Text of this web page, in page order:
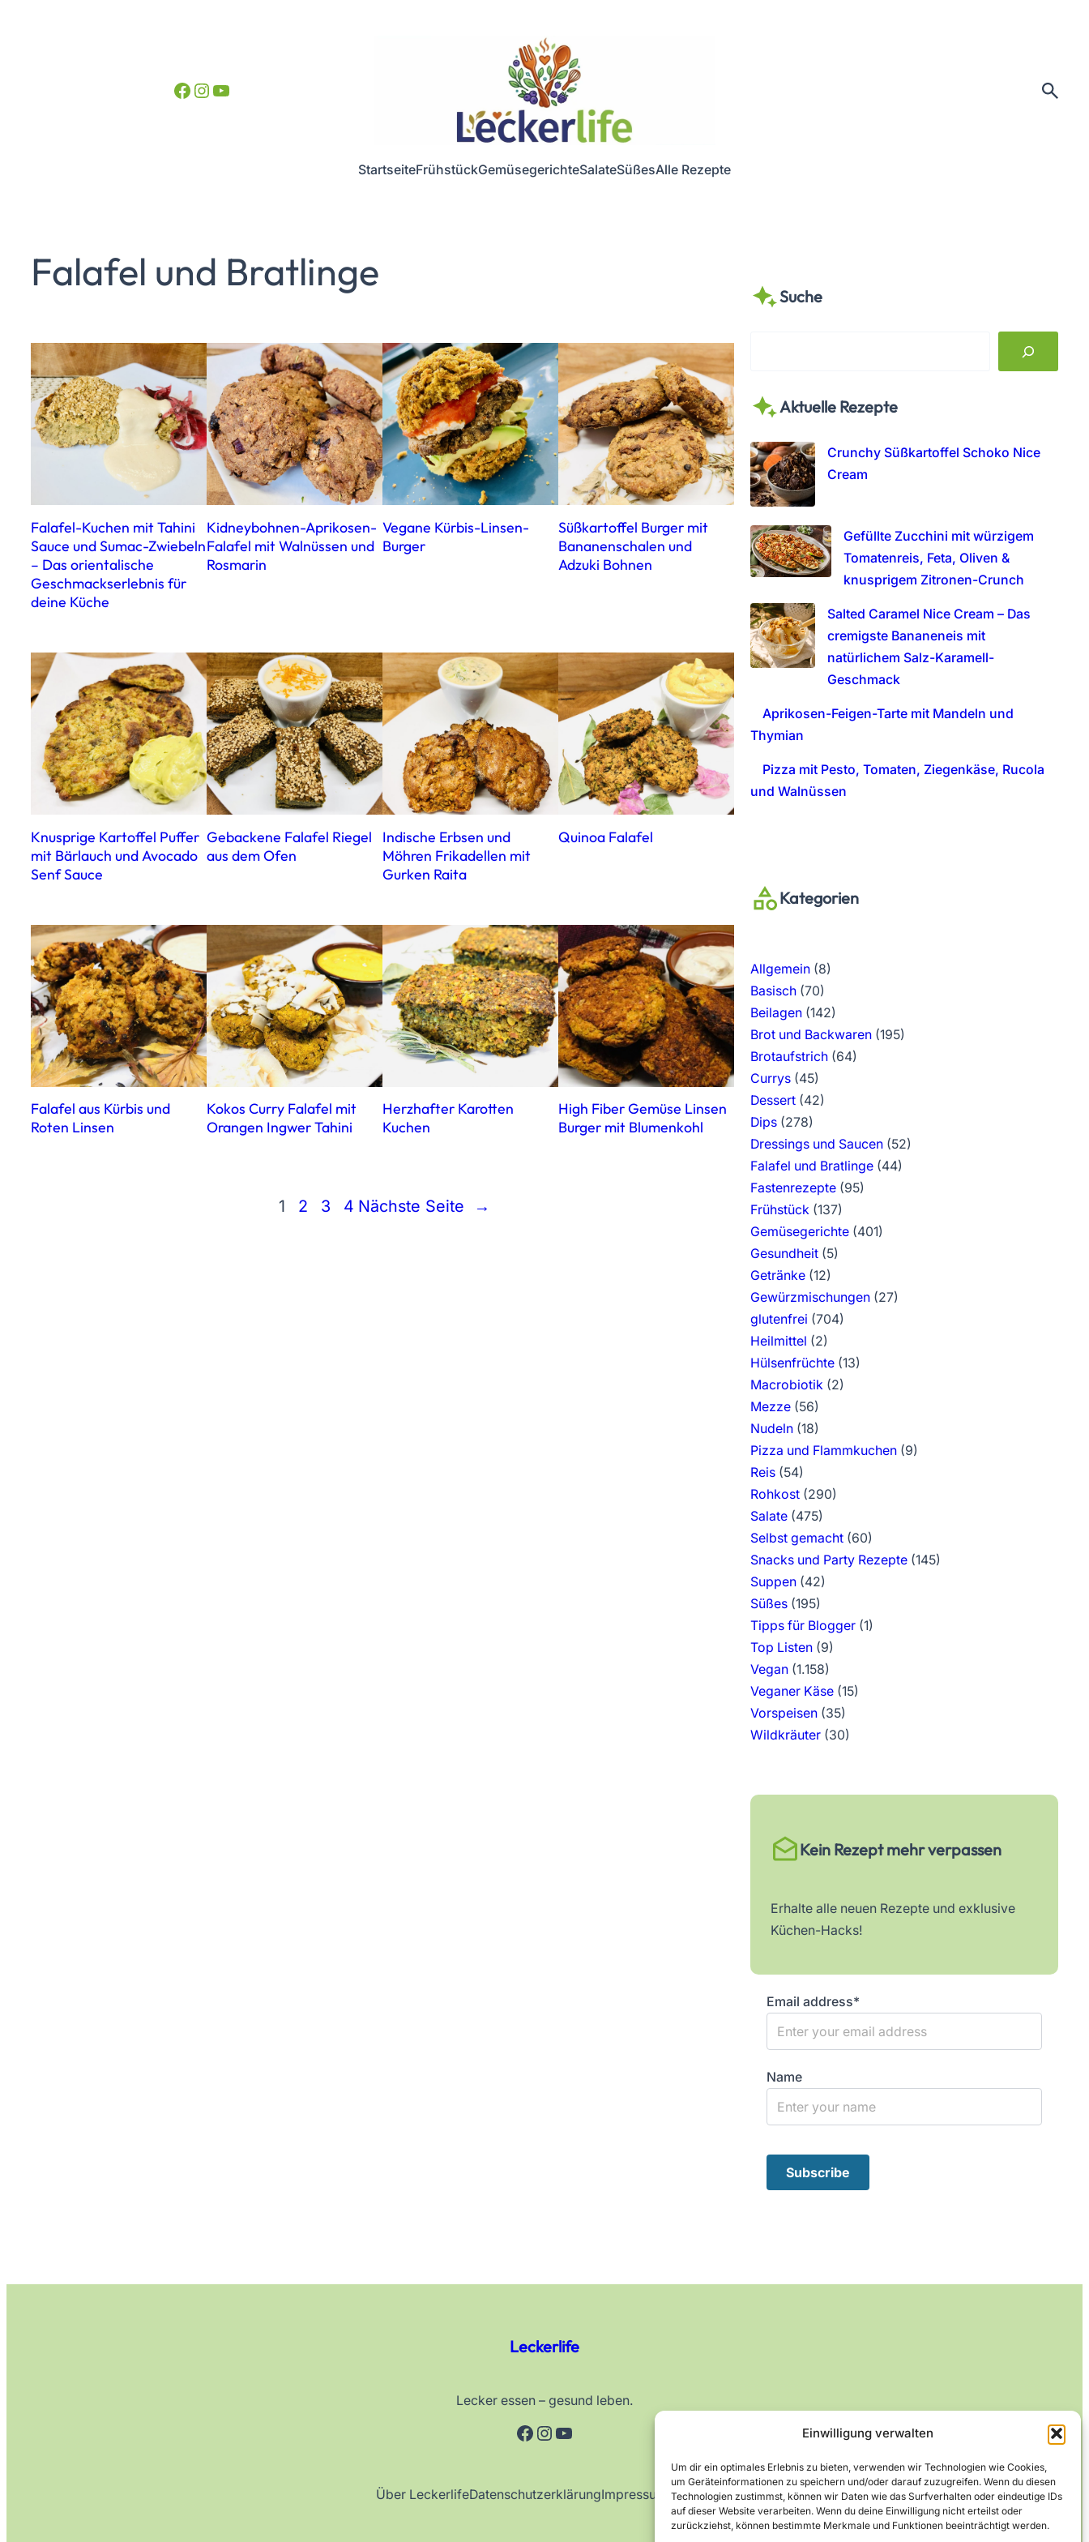
Einwilligung verwalten
Um dir ein optimales Erlebnis zu bieten, verwenden wir Technologien wie Cookies,
um Geräteinformationen zu speichern und/oder darauf zuzugreifen. Wenn du diesen
Technologien zustimmst, können wir Daten wie das Surfverhalten oder eindeutige IDs
auf dieser Website verarbeiten. Wenn du deine Einwilligung nicht erteilst oder
zurückziehst, können bestimmte Merkmale und Funktionen beeinträchtigt werden.
Facebook InstagramYouTube
StartseiteFrühstückGemüsegerichteSalateSüßesAlle Rezepte
Falafel und Bratlinge
Falafel-Kuchen mit Tahini
Sauce und Sumac-Zwiebeln
– Das orientalische
Geschmackserlebnis für
deine Küche
Kidneybohnen-Aprikosen-
Falafel mit Walnüssen und
Rosmarin
Vegane Kürbis-Linsen-
Burger
Süßkartoffel Burger mit
Bananenschalen und
Adzuki Bohnen
Knusprige Kartoffel Puffer
mit Bärlauch und Avocado
Senf Sauce
Gebackene Falafel Riegel
aus dem Ofen
Indische Erbsen und
Möhren Frikadellen mit
Gurken Raita
Quinoa Falafel
Falafel aus Kürbis und
Roten Linsen
Kokos Curry Falafel mit
Orangen Ingwer Tahini
Herzhafter Karotten
Kuchen
High Fiber Gemüse Linsen
Burger mit Blumenkohl
1 2 3 4 Nächste Seite →
Suche
r
h
Aktuelle Rezepte
Crunchy Süßkartoffel Schoko Nice
Cream
Gefüllte Zucchini mit würzigem
Tomatenreis, Feta, Oliven &
knusprigem Zitronen-Crunch
Salted Caramel Nice Cream – Das
cremigste Bananeneis mit
natürlichem Salz-Karamell-
Geschmack
Aprikosen-Feigen-Tarte mit Mandeln und
Thymian
Pizza mit Pesto, Tomaten, Ziegenkäse, Rucola
und Walnüssen
Kategorien
Allgemein(8)
Basisch(70)
Beilagen(142)
Brot und Backwaren(195)
Brotaufstrich(64)
Currys(45)
Dessert(42)
Dips(278)
Dressings und Saucen(52)
Falafel und Bratlinge(44)
Fastenrezepte(95)
Frühstück (137)
Gemüsegerichte(401)
Gesundheit(5)
Getränke(12)
Gewürzmischungen(27)
glutenfrei (704)
Heilmittel (2)
Hülsenfrüchte(13)
Macrobiotik (2)
Mezze(56)
Nudeln(18)
Pizza und Flammkuchen(9)
Reis(54)
Rohkost(290)
Salate(475)
Selbst gemacht(60)
Snacks und Party Rezepte(145)
Suppen(42)
Süßes(195)
Tipps für Blogger(1)
Top Listen(9)
Vegan(1.158)
Veganer Käse(15)
Vorspeisen(35)
Wildkräuter(30)
Kein Rezept mehr verpassen
Erhalte alle neuen Rezepte und exklusive
Küchen-Hacks!
Email address*
Name
Leckerlife
Lecker essen – gesund leben.
Facebook
Instagram
YouTube
Über LeckerlifeDatenschutzerklärungImpressum Kontakt